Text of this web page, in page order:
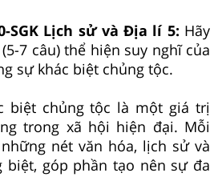
SGK Lịch sử và Địa lí 5: Hãy
7 câu) thể hiện suy nghĩ của
sự khác biệt chủng tộc.
biệt chủng tộc là một giá trị
trong xã hội hiện đại. Mỗi
nét văn hóa, lịch sử và
biệt, góp phần tạo nên sự đa